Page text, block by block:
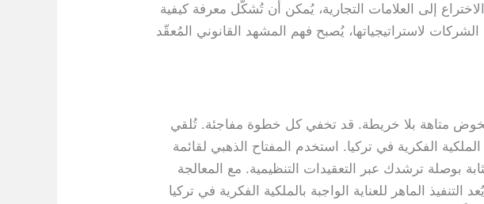
إلى العلامات التجارية، يُمكن أن تُشكّل معرفة كيفية
لاستراتيجياتها، يُصبح فهم المشهد القانوني المُعقّد
بخوض متاهة بلا خريطة. قد تخفي كل خطوة مفاجئة. تُلقي
الفكرية في تركيا. استخدم المفتاح الذهبي لقائمة
بوصلة ترشدك عبر التعقيدات التنظيمية. مع المعالجة
الماهر للعناية الواجبة بالملكية الفكرية في تركيا